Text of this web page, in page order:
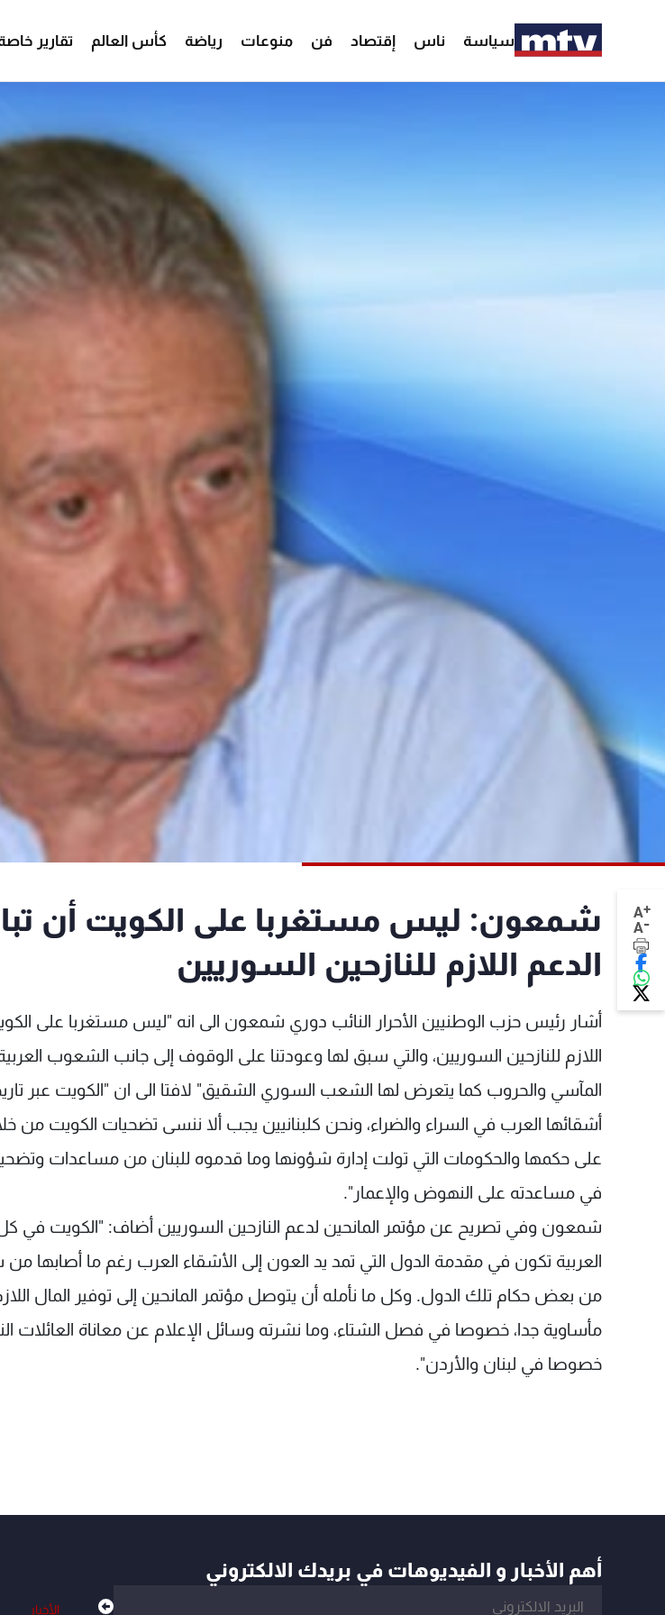
سياسة ناس إقتصاد فن منوعات رياضة كأس العالم تقارير
A+
A-
شمعون: ليس مستغربا على الكويت أن
الدعم اللازم للنازحين السوريين
أشار رئيس حزب الوطنيين الأحرار النائب دوري شمعون الى انه "ليس مستغربا على
اللازم للنازحين السوريين، والتي سبق لها وعودتنا على الوقوف إلى جانب الشعوب
المآسي والحروب كما يتعرض لها الشعب السوري الشقيق" لافتا الى ان "الكويت عبر
أشقائها العرب في السراء والضراء، ونحن كلبنانيين يجب ألا ننسى تضحيات الكويت من
على حكمها والحكومات التي تولت إدارة شؤونها وما قدموه للبنان من مساعدات
في مساعدته على النهوض والإعمار".
شمعون وفي تصريح عن مؤتمر المانحين لدعم النازحين السوريين أضاف: "الكويت في
العربية تكون في مقدمة الدول التي تمد يد العون إلى الأشقاء العرب رغم ما أصابها من
من بعض حكام تلك الدول. وكل ما نأمله أن يتوصل مؤتمر المانحين إلى توفير المال
مأساوية جدا، خصوصا في فصل الشتاء، وما نشرته وسائل الإعلام عن معاناة العائلات
خصوصا في لبنان والأردن".
أهم الأخبار و الفيديوهات في بريدك الالكتروني
الأخبار